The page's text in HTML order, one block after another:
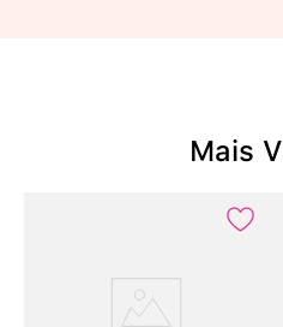
Mais